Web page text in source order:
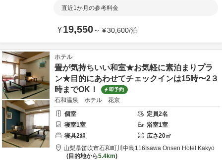
直近1か月の参考料金
¥19,550～ ¥30,600/泊
ホテル
畳が気持ちいい和室★お気軽に素泊まりプラ
ン★目的にあわせてチェックインは15時〜2３
時までOK！
即予約
石和温泉 ホテル 花京
個室
定員2名
寝室1室 浴室1室
寝具2組 広さ20㎡
山梨県笛吹市石和町川中島116 Isawa Onsen Hotel Kakyo
目的地から5.4km